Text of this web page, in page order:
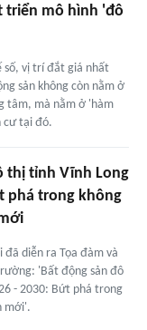
triển mô hình 'đô
số, vị trí đắt giá nhất
sản không còn nằm ở
tâm, mà nằm ở 'hàm
cư tại đó.
thị tỉnh Vĩnh Long
phá trong không
đã diễn ra Tọa đàm và
'Bất động sản đô
- 2030: Bứt phá trong
mới'.